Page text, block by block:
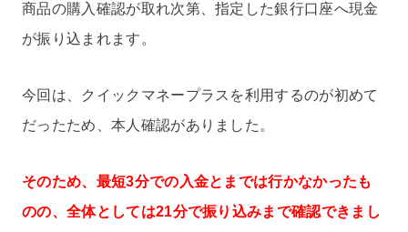
商品の購入確認が取れ次第、指定した銀行口座へ現金
が振り込まれます。
今回は、クイックマネープラスを利用するのが初めて
だったため、本人確認がありました。
そのため、最短3分での入金とまでは行かなかったも
のの、全体としては21分で振り込みまで確認できまし